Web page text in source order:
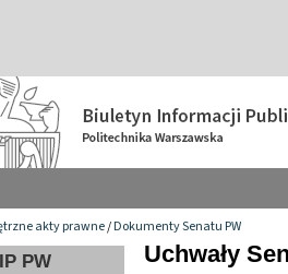
akty prawne/Dokumenty Senatu PW
PW Uchwały